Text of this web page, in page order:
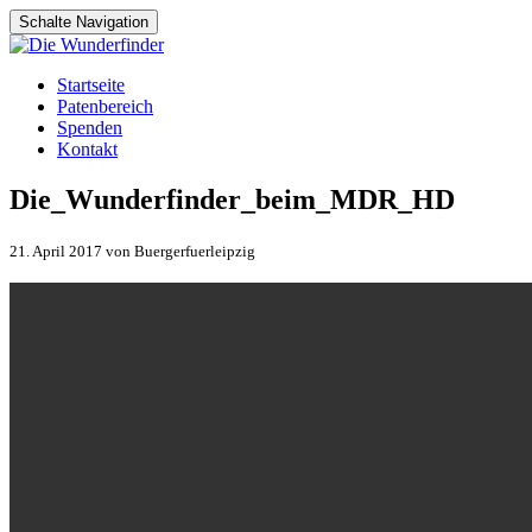
Schalte Navigation
Zum
Inhalt
springen
Startseite
Patenbereich
Spenden
Kontakt
Die_Wunderfinder_beim_MDR_HD
21. April 2017 von Buergerfuerleipzig